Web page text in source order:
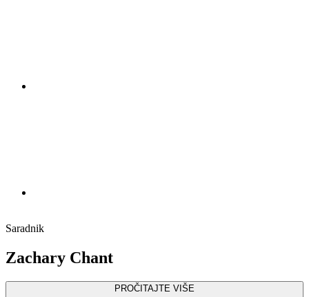
Saradnik
Zachary Chant
PROČITAJTE VIŠE